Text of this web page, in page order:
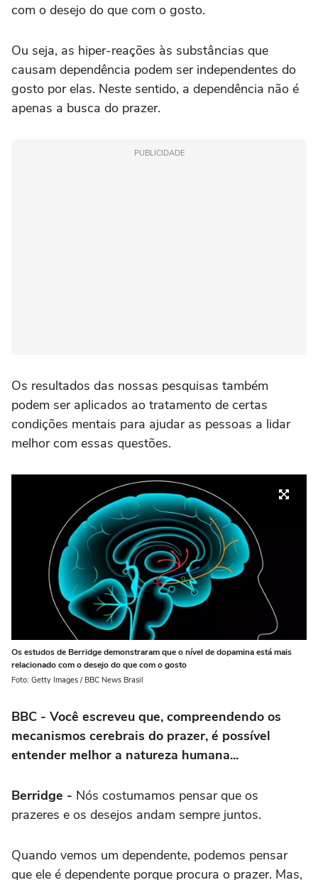
com o desejo do que com o gosto.
Ou seja, as hiper-reações às substâncias que
causam dependência podem ser independentes do
gosto por elas. Neste sentido, a dependência não é
apenas a busca do prazer.
PUBLICIDADE
Os resultados das nossas pesquisas também
podem ser aplicados ao tratamento de certas
condições mentais para ajudar as pessoas a lidar
melhor com essas questões.
Os estudos de Berridge demonstraram que o nível de dopamina está mais
relacionado com o desejo do que com o gosto
Foto: Getty Images / BBC News Brasil
BBC - Você escreveu que, compreendendo os
mecanismos cerebrais do prazer, é possível
entender melhor a natureza humana...
Berridge - Nós costumamos pensar que os
prazeres e os desejos andam sempre juntos.
Quando vemos um dependente, podemos pensar
que ele é dependente porque procura o prazer. Mas,